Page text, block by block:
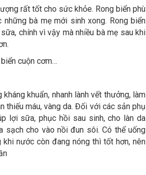
rất tốt cho sức khỏe. Rong biển phù
bà mẹ mới sinh xong. Rong biển
chính vì vậy mà nhiều bà mẹ sau khi
cuộn cơm…
khuẩn, nhanh lành vết thưởng, làm
thiếu máu, vàng da. Đối với các sản phụ
lợi sữa, phục hồi sau sinh, cho làn da
sạch cho vào nồi đun sôi. Có thể uống
nước còn đang nóng thì tốt hơn, nên